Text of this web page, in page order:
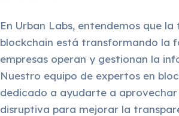
En Urban Labs, entendemos que
blockchain está transformando la
empresas operan y gestionan la
Nuestro equipo de expertos en
dedicado a ayudarte a
disruptiva para mejorar la